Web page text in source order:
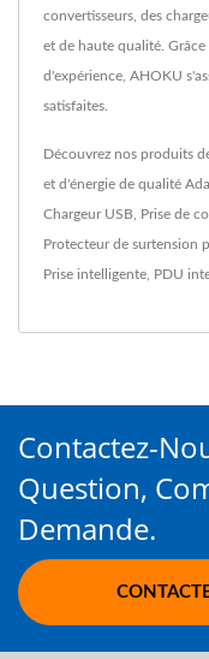
convertisseurs, des
et de haute qualité.
d'expérience, AHOKU
satisfaites.
Découvrez nos produits
et d'énergie de qualité
Chargeur USB Prise de
Protecteur de surtension
Prise intelligente PDU
Contactez-
Question,
Demande.